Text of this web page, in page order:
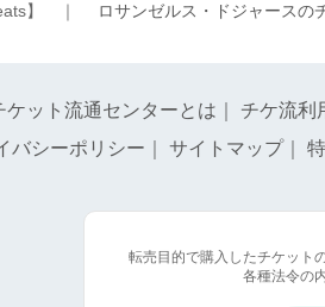
】 ｜ ロサンゼルス・ドジャースの
ケット流通センターとは チケ流利
バシーポリシー
サイトマップ｜
転売目的で購入したチケット
各種法令の